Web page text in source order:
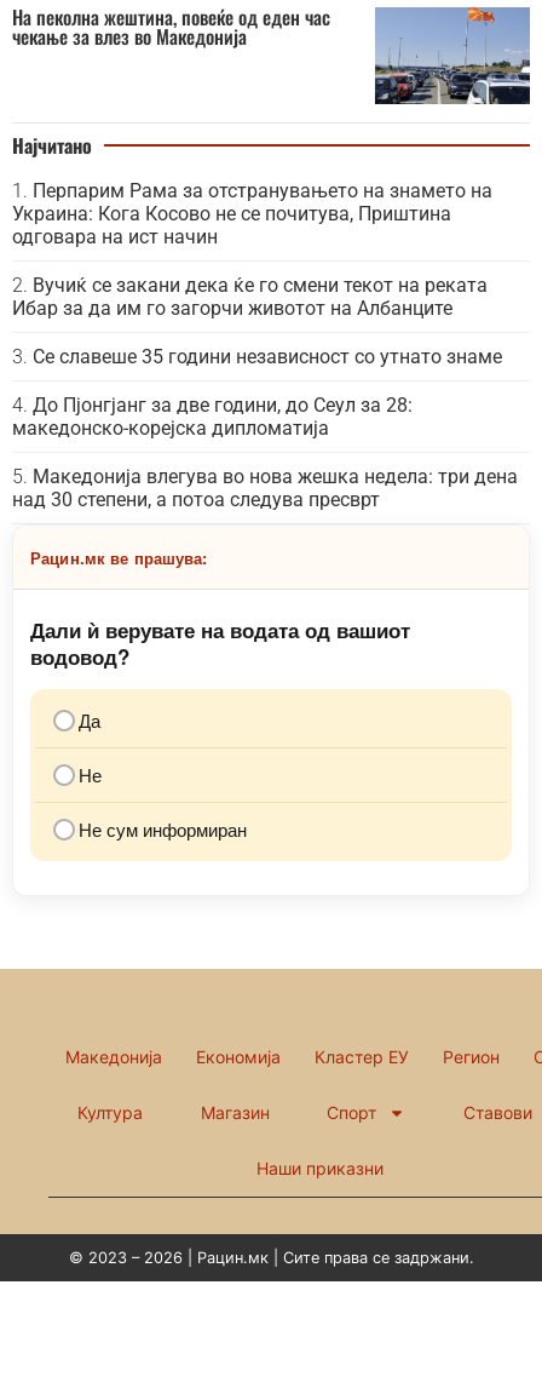
На пеколна жештина, повеќе од еден час
чекање за влез во Македонија
Најчитано
Перпарим Рама за отстранувањето на знамето на
Украина: Кога Косово не се почитува, Приштина
одговара на ист начин
Вучиќ се закани дека ќе го смени текот на реката
Ибар за да им го загорчи животот на Албанците
Се славеше 35 години независност со утнато знаме
До Пјонгјанг за две години, до Сеул за 28:
македонско-корејска дипломатија
Македонија влегува во нова жешка недела: три дена
над 30 степени, а потоа следува пресврт
Рацин.мк ве прашува:
Дали ѝ верувате на водата од вашиот
водовод?
Да
Не
Не сум информиран
Македонија Економија Кластер ЕУ Регион
Култура Магазин Спорт Ставови
Наши приказни
© 2023 – 2026 | Рацин.мк | Сите права се задржани.